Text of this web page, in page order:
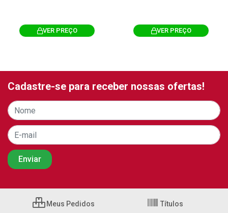
VER PREÇO VER PREÇO
Cadastre-se para receber nossas ofertas!
Meus Pedidos Títulos